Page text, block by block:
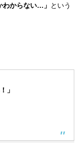
わからない…」 という
」